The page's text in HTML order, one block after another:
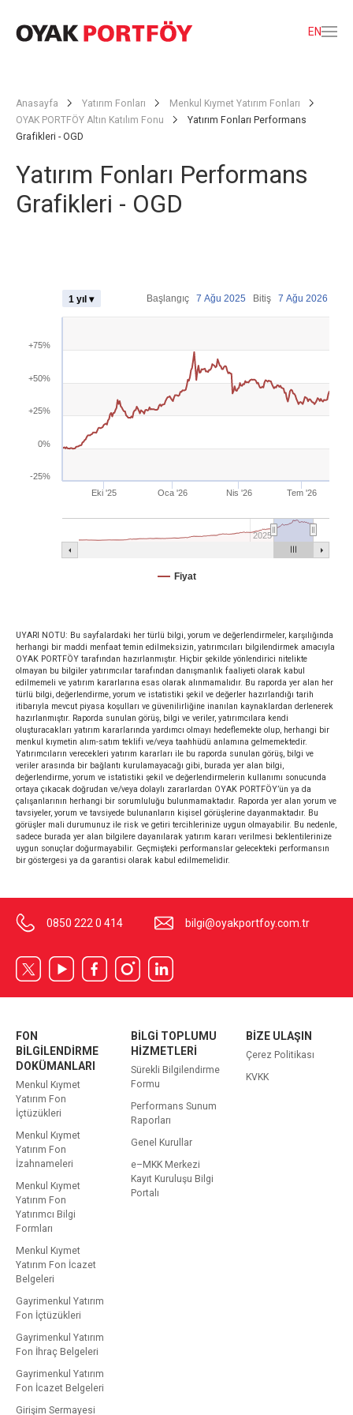
EN
Anasayfa Yatırım Fonları
Menkul Kıymet Yatırım Fonları
OYAK PORTFÖY Altın Katılım Fonu
Yatırım Fonları Performans
Grafikleri - OGD
Yatırım Fonları Performans
Grafikleri - OGD
Oca '26 Tem '26
Eki '25 Nis '26
2025
0%
-25%
+25%
+50%
+75%
1 yıl ▾ Başlangıç 7 Ağu 2025 Bitiş 7 Ağu 2026
Fiyat
UYARI NOTU: Bu sayfalardaki her türlü bilgi, yorum ve değerlendirmeler, karşılığında
herhangi bir maddi menfaat temin edilmeksizin, yatırımcıları bilgilendirmek amacıyla
OYAK PORTFÖY tarafından hazırlanmıştır. Hiçbir şekilde yönlendirici nitelikte
olmayan bu bilgiler yatırımcılar tarafından danışmanlık faaliyeti olarak kabul
edilmemeli ve yatırım kararlarına esas olarak alınmamalıdır. Bu raporda yer alan her
türlü bilgi, değerlendirme, yorum ve istatistiki şekil ve değerler hazırlandığı tarih
itibarıyla mevcut piyasa koşulları ve güvenilirliğine inanılan kaynaklardan derlenerek
hazırlanmıştır. Raporda sunulan görüş, bilgi ve veriler, yatırımcılara kendi
oluşturacakları yatırım kararlarında yardımcı olmayı hedeflemekte olup, herhangi bir
menkul kıymetin alım-satım teklifi ve/veya taahhüdü anlamına gelmemektedir.
Yatırımcıların verecekleri yatırım kararları ile bu raporda sunulan görüş, bilgi ve
veriler arasında bir bağlantı kurulamayacağı gibi, burada yer alan bilgi,
değerlendirme, yorum ve istatistiki şekil ve değerlendirmelerin kullanımı sonucunda
ortaya çıkacak doğrudan ve/veya dolaylı zararlardan OYAK PORTFÖY’ün ya da
çalışanlarının herhangi bir sorumluluğu bulunmamaktadır. Raporda yer alan yorum ve
tavsiyeler, yorum ve tavsiyede bulunanların kişisel görüşlerine dayanmaktadır. Bu
görüşler mali durumunuz ile risk ve getiri tercihlerinize uygun olmayabilir. Bu nedenle,
sadece burada yer alan bilgilere dayanılarak yatırım kararı verilmesi beklentilerinize
uygun sonuçlar doğurmayabilir. Geçmişteki performanslar gelecekteki performansın
bir göstergesi ya da garantisi olarak kabul edilmemelidir.
0850 222 0 414 bilgi@oyakportfoy.com.tr
FON
BİLGİLENDİRME
DOKÜMANLARI
Menkul Kıymet
Yatırım Fon
İçtüzükleri
Menkul Kıymet
Yatırım Fon
İzahnameleri
Menkul Kıymet
Yatırım Fon
Yatırımcı Bilgi
Formları
Menkul Kıymet
Yatırım Fon İcazet
Belgeleri
Gayrimenkul Yatırım
Fon İçtüzükleri
Gayrimenkul Yatırım
Fon İhraç Belgeleri
Gayrimenkul Yatırım
Fon İcazet Belgeleri
Girişim Sermayesi
BİLGİ TOPLUMU
HİZMETLERİ
Sürekli Bilgilendirme
Formu
Performans Sunum
Raporları
Genel Kurullar
e–MKK Merkezi
Kayıt Kuruluşu Bilgi
Portalı
BİZE ULAŞIN
Çerez Politikası
KVKK